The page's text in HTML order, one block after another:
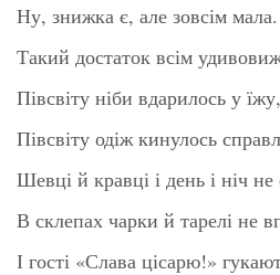
Ну, знижка є, але зовсім мала.
Такий достаток всім
Півсвіту ніби вдарилось у їжу,
Півсвіту одіж кинулось
Шевці й кравці і день і ніч не
В склепах чарки й тарелі не
І гості «Слава цісарю!»